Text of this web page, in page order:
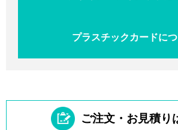
プラスチックカードに
ご注文・お見積り